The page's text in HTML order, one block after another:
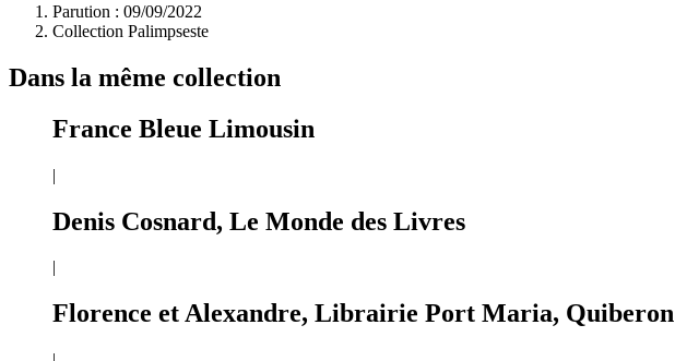
Parution : 09/09/2022
Collection Palimpseste
Dans la même collection
France Bleue Limousin
|
Denis Cosnard, Le Monde des Livres
|
Florence et Alexandre, Librairie Port Maria, Quiberon